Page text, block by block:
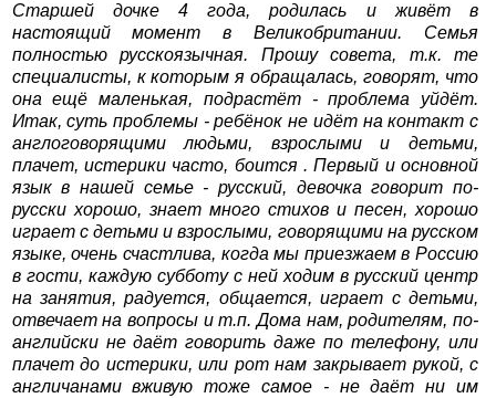
Старшей дочке 4 года, родилась и живёт в
настоящий момент в Великобритании. Семья
полностью русскоязычная. Прошу совета, т.к. те
специалисты, к которым я обращалась, говорят, что
она ещё маленькая, подрастёт - проблема уйдёт.
Итак, суть проблемы - ребёнок не идёт на контакт с
англоговорящими людьми, взрослыми и детьми,
плачет, истерики часто, боится . Первый и основной
язык в нашей семье - русский, девочка говорит по-
русски хорошо, знает много стихов и песен, хорошо
играет с детьми и взрослыми, говорящими на русском
языке, очень счастлива, когда мы приезжаем в Россию
в гости, каждую субботу с ней ходим в русский центр
на занятия, радуется, общается, играет с детьми,
отвечает на вопросы и т.п. Дома нам, родителям, по-
английски не даёт говорить даже по телефону, или
плачет до истерики, или рот нам закрывает рукой, с
англичанами вживую тоже самое - не даёт ни им